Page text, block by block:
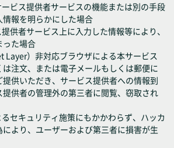
ビス提供者サービスの機能または別の手段
報を明らかにした場合
供者サービス上に入力した情報等により、
った場合
Layer）非対応ブラウザによる本サービス
注文、または電子メールもしくは郵便に
供いただき、サービス提供者への情報到
供者の管理外の第三者に閲覧、窃取され
セキュリティ施策にもかかわらず、ハッカ
より、ユーザーおよび第三者に損害が生